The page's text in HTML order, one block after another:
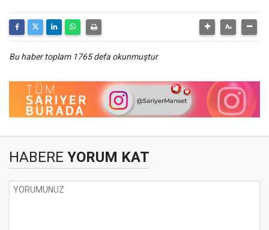
Bu haber toplam 1765 defa okunmuştur
HABERE YORUM KAT